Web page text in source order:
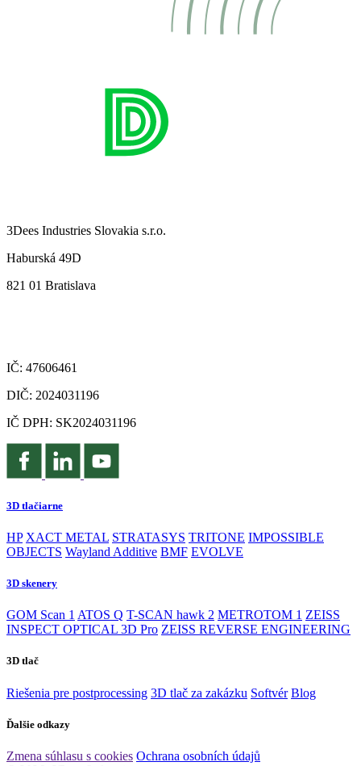
3Dees Industries Slovakia s.r.o.
Haburská 49D
821 01 Bratislava
IČ: 47606461
DIČ: 2024031196
IČ DPH: SK2024031196
3D tlačiarne
HP XACT METAL STRATASYS TRITONE IMPOSSIBLE
OBJECTS Wayland Additive BMF EVOLVE
3D skenery
GOM Scan 1 ATOS Q T-SCAN hawk 2 METROTOM 1 ZEISS
INSPECT OPTICAL 3D Pro ZEISS REVERSE ENGINEERING
3D tlač
Riešenia pre postprocessing 3D tlač za zakázku Softvér Blog
Ďalšie odkazy
Zmena súhlasu s cookies Ochrana osobních údajů